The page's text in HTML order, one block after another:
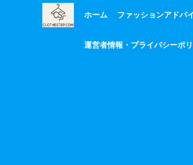
ホーム ファッションアドバ
運営者情報・プライバシーポ